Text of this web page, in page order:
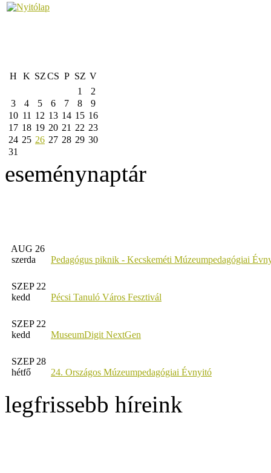
H K SZCS P SZ V
1
2
3
4 5 6 7 8
9
10 11 12 13 14 15 16
17 18 19 20 21 22 23
24 25 26 27 28 29 30
31
eseménynaptár
AUG 26
szerda
Pedagógus piknik - Kecskeméti Múzeumpedagógiai
SZEP 22
kedd
Pécsi Tanuló Város Fesztivál
SZEP 22
kedd
MuseumDigit NextGen
SZEP 28
hétfő
24. Országos Múzeumpedagógiai Évnyitó
legfrissebb híreink